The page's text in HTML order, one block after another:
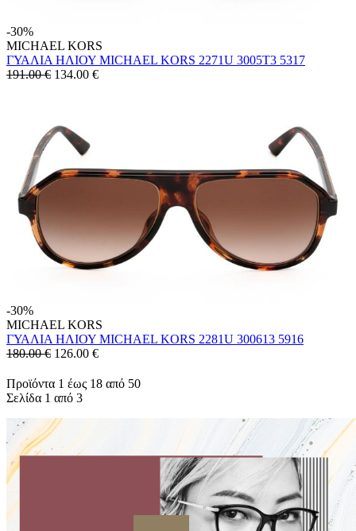
-30%
MICHAEL KORS
ΓΥΑΛΙΑ ΗΛΙΟΥ MICHAEL KORS 2271U 3005T3 5317
191.00 € 134.00 €
-30%
MICHAEL KORS
ΓΥΑΛΙΑ ΗΛΙΟΥ MICHAEL KORS 2281U 300613 5916
180.00 € 126.00 €
Προϊόντα 1 έως 18 από 50
Σελίδα 1 από 3